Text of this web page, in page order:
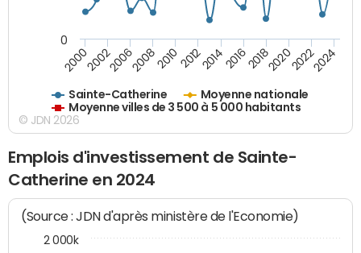
Sainte-Catherine
Moyenne nationale
Moyenne villes de 3 500 à 5 000 habitants
200020022006200820102012201420162018202020222024
0
© JDN 2026
Emplois d'investissement de Sainte-
Catherine en 2024
(Source : JDN d'après ministère de l'Economie)
2 000k